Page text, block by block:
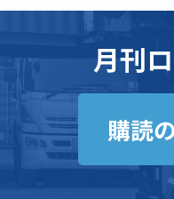
月刊
購読